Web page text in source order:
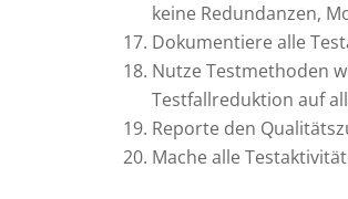
keine Redundanzen,
Dokumentiere alle
Nutze Testmethoden
Testfallreduktion auf
Reporte den
Mache alle